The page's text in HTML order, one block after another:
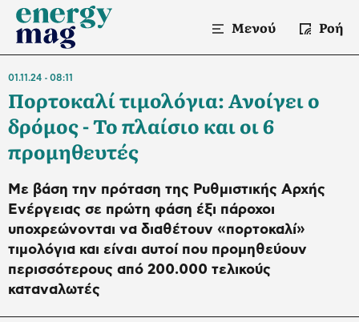
Μενού Ροή
01.11.24 08:11
Πορτοκαλί τιμολόγια: Ανοίγει ο
δρόμος - Το πλαίσιο και οι 6
προμηθευτές
Με βάση την πρόταση της Ρυθμιστικής Αρχής
Ενέργειας σε πρώτη φάση έξι πάροχοι
υποχρεώνονται να διαθέτουν «πορτοκαλί»
τιμολόγια και είναι αυτοί που προμηθεύουν
περισσότερους από 200.000 τελικούς
καταναλωτές